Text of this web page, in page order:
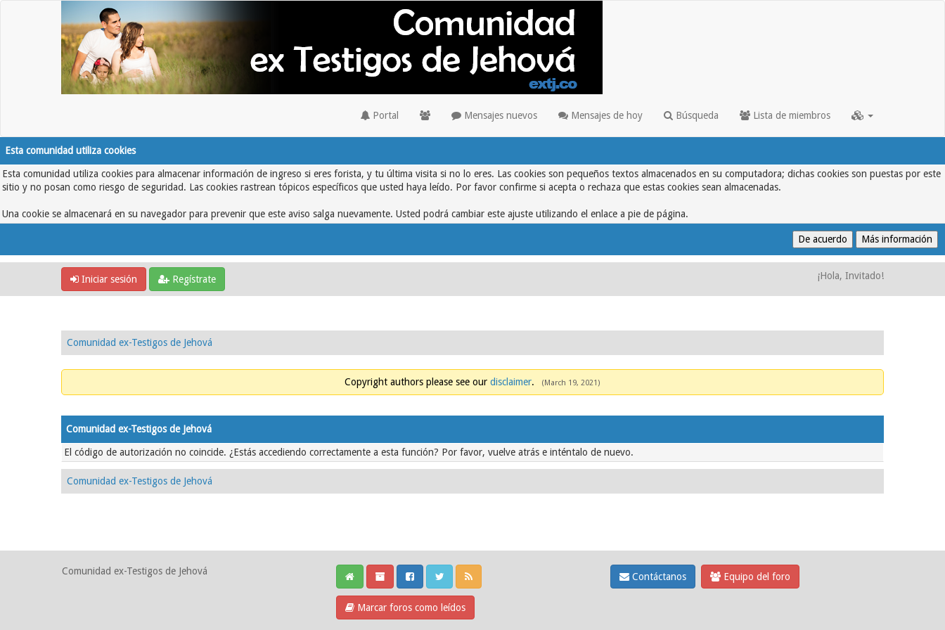
Portal Mensajes nuevos Mensajes de hoy Búsqueda Lista de miembros
Esta comunidad utiliza cookies
Esta comunidad utiliza cookies para almacenar información de ingreso si eres forista, y tu última visita si no lo eres. Las cookies son pequeños textos almacenados en su computadora; dichas cookies son puestas por este
sitio y no posan como riesgo de seguridad. Las cookies rastrean tópicos específicos que usted haya leído. Por favor confirme si acepta o rechaza que estas cookies sean almacenadas.
Una cookie se almacenará en su navegador para prevenir que este aviso salga nuevamente. Usted podrá cambiar este ajuste utilizando el enlace a pie de página.
Iniciar sesión Regístrate ¡Hola, Invitado!
Comunidad ex-Testigos de Jehová
Copyright authors please see our disclaimer. (March 19, 2021)
Comunidad ex-Testigos de Jehová
El código de autorización no coincide. ¿Estás accediendo correctamente a esta función? Por favor, vuelve atrás e inténtalo de nuevo.
Comunidad ex-Testigos de Jehová
Comunidad ex-Testigos de Jehová
Marcar foros como leídos
Contáctanos Equipo del foro